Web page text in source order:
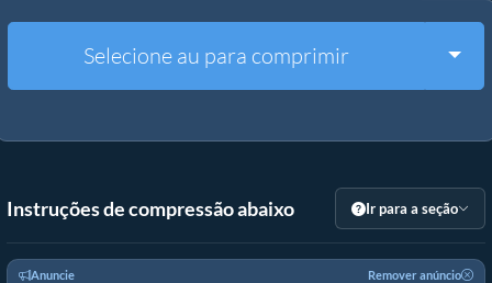
Outras Ferramentas
Selecione au para comprimir
Instruções de compressão abaixo Ir para a seção
Anuncie Remover anúncio